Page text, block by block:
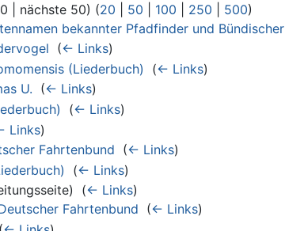
| nächste 50) (20 50 100 250 500)
bekannter Pfadfinder und Bündischer‎
(← Links)
(Liederbuch)
(← Links)
U. (← Links)
(← Links)
Links)
Fahrtenbund (← Links)
(← Links)
(← Links)
Fahrtenbund (← Links)